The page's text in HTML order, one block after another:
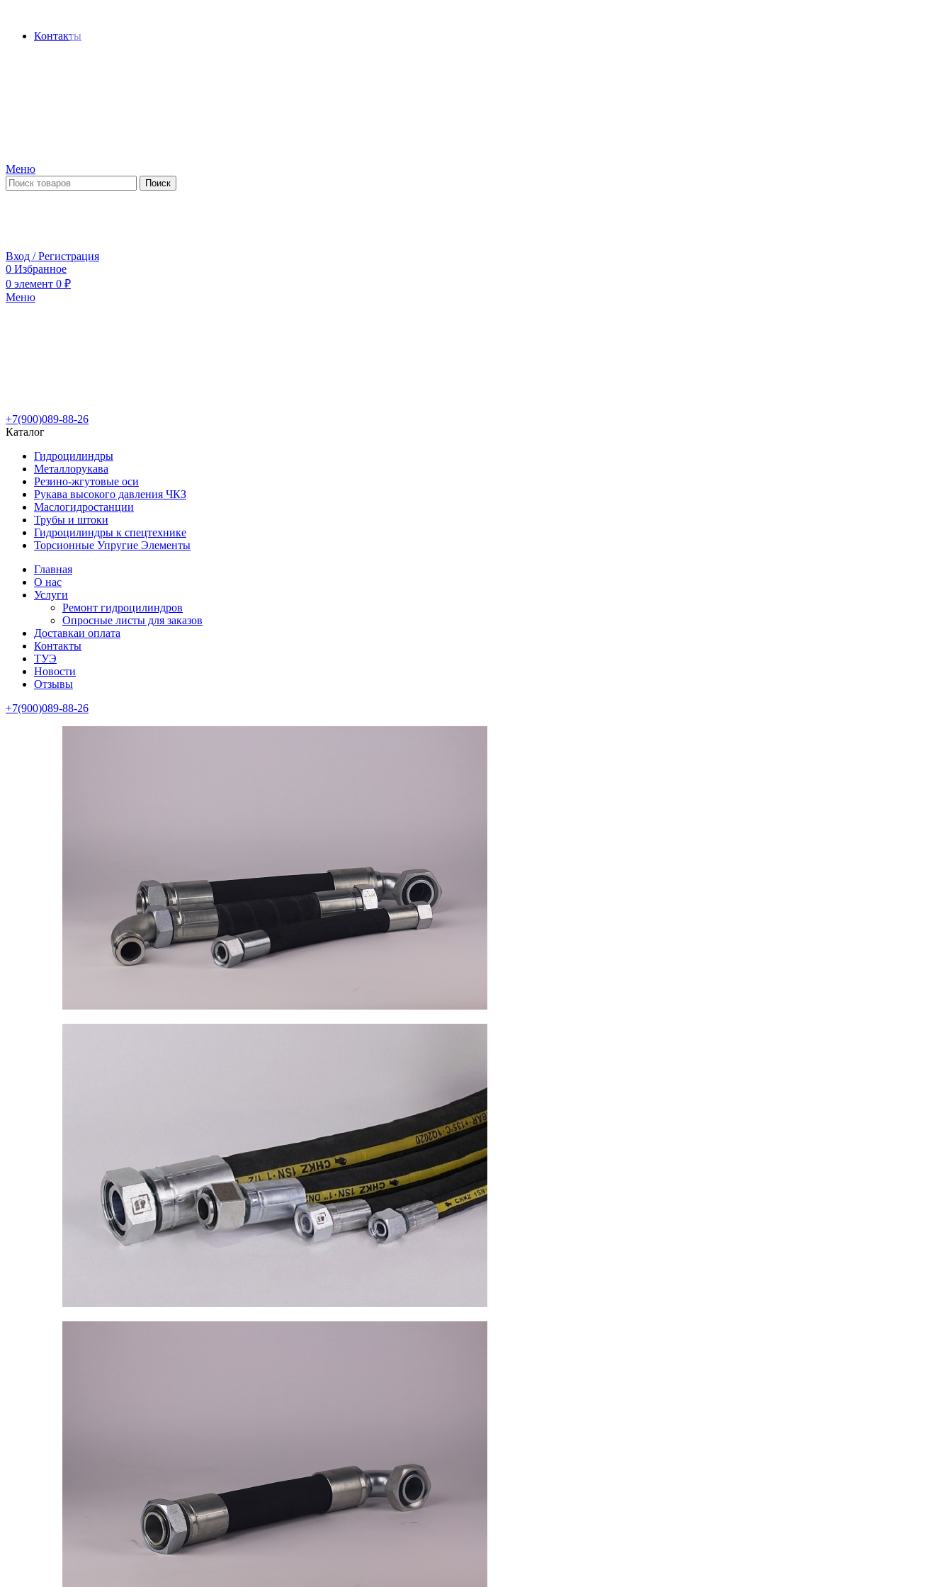
Контакты
Меню
Поиск
Вход / Регистрация
0 Избранное
0 элемент 0 ₽
Меню
+7(900)089-88-26
Каталог
Гидроцилиндры
Металлорукава
Резино-жгутовые оси
Рукава высокого давления ЧКЗ
Маслогидростанции
Трубы и штоки
Гидроцилиндры к спецтехнике
Торсионные Упругие Элементы
Главная
О нас
Услуги
Ремонт гидроцилиндров
Опросные листы для заказов
Доставкаи оплата
Контакты
ТУЭ
Новости
Отзывы
+7(900)089-88-26